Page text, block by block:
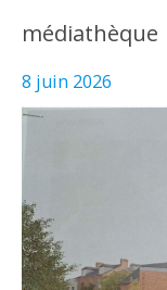
médiathèque
8 juin 2026